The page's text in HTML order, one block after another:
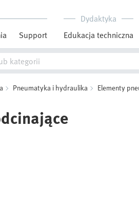
Support
Dydaktyka
Edukacja techniczna
Pneumatyka i hydraulika Elementy